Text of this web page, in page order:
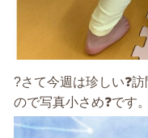
?さて今週は珍しい❓
ので写真小さめ❓です。